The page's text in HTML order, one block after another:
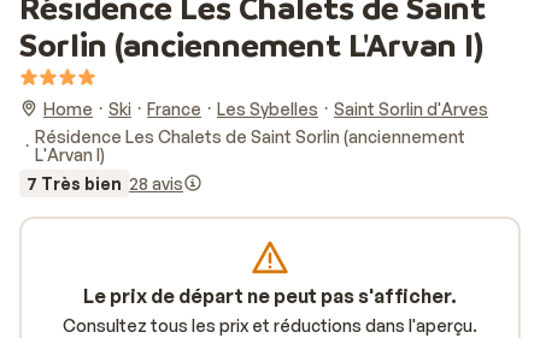
Sorlin (anciennement L'Arvan I)
Home Ski France Les Sybelles
Saint Sorlin d'Arves
Résidence Les Chalets de Saint Sorlin (anciennement
L'Arvan I)
7 Très bien 28 avis
Le prix de départ ne peut pas s'afficher.
Consultez tous les prix et réductions dans l'aperçu.